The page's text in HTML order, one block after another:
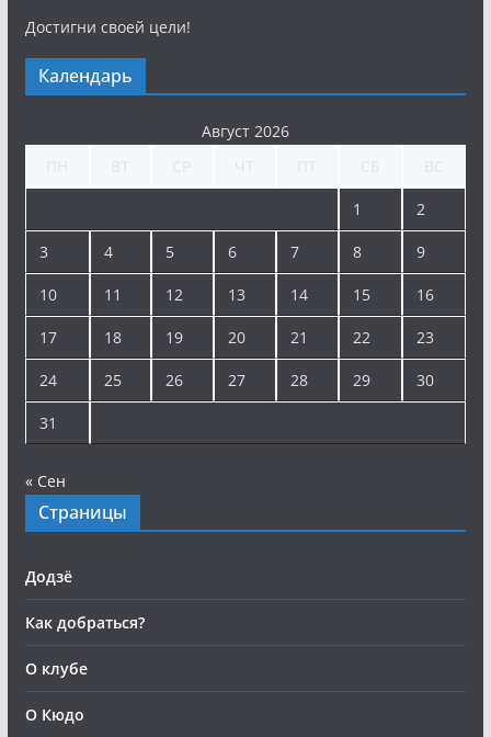
Достигни своей цели!
Календарь
Август 2026
1 2
3 4 5 6 7 8 9
10 11 12 13 14 15 16
17 18 19 20 21 22 23
24 25 26 27 28 29 30
31
« Сен
Страницы
Додзё
Как добраться?
О клубе
О Кюдо